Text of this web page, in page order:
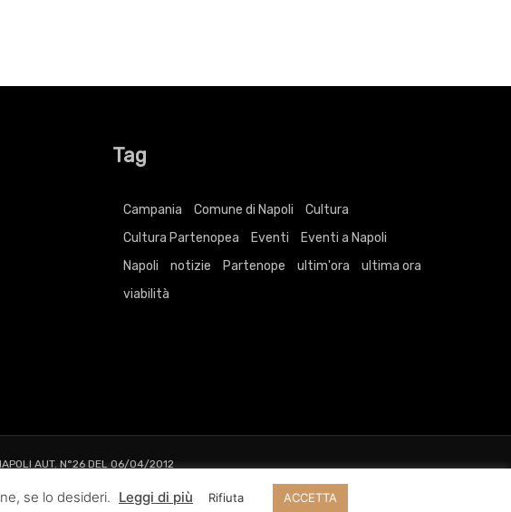
Tag
Campania Comune di Napoli
Cultura
Cultura Partenopea
Eventi
Eventi a Napoli
Napoli
notizie Partenope ultim'ora
ultima ora
viabilità
AUT. N°26 DEL 06/04/2012
Web New Media
se lo desideri. Leggi di più Rifiuta ACCETTA